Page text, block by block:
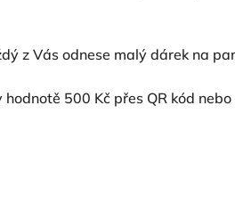
z Vás odnese malý dárek na
500 Kč přes QR kód